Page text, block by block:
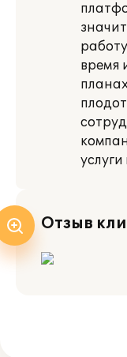
время
Отзыв